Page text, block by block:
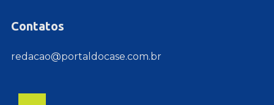
Contatos
redacao@portaldocase.com.br